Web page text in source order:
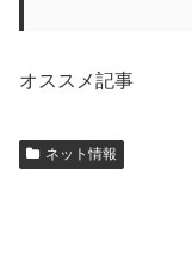
オススメ記事
ネット情報